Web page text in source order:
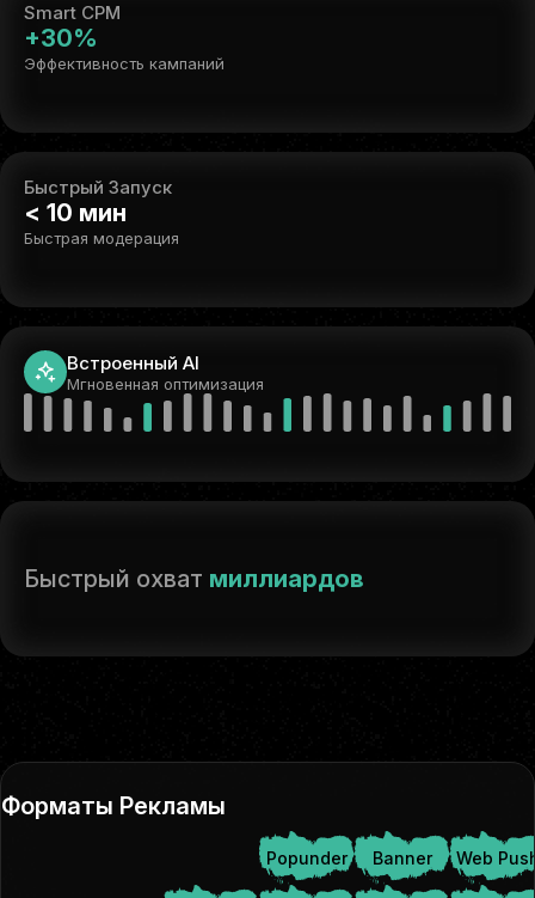
Smart CPM
+30%
Эффективность кампаний
Быстрый Запуск
< 10 мин
Быстрая модерация
Встроенный AI
Мгновенная оптимизация
Быстрый охват миллиардов
Форматы Рекламы
Popunder Banner Web